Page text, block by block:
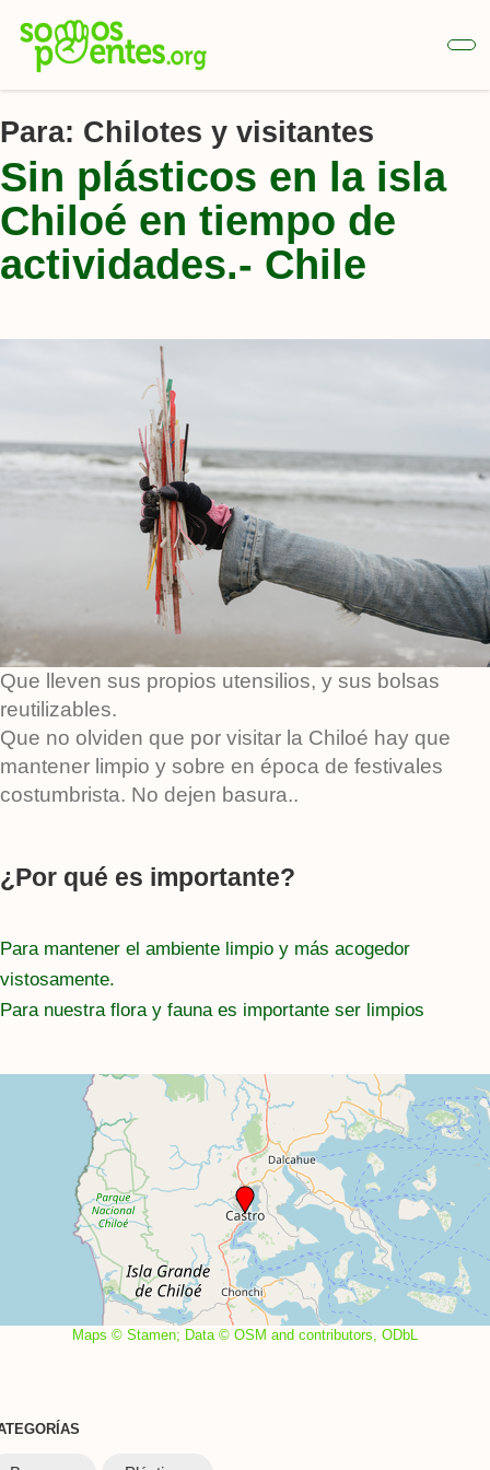
contenido
principal
Para: Chilotes y visitantes
Sin plásticos en la isla
Chiloé en tiempo de
actividades.- Chile
Que lleven sus propios utensilios, y sus bolsas
reutilizables.
Que no olviden que por visitar la Chiloé hay que
mantener limpio y sobre en época de festivales
costumbrista. No dejen basura..
¿Por qué es importante?
Para mantener el ambiente limpio y más acogedor
vistosamente.
Para nuestra flora y fauna es importante ser limpios
Maps © Stamen; Data © OSM and contributors, ODbL